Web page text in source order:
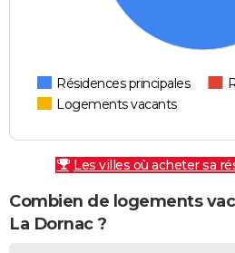
Résidences principales
Logements vacants
Les villes où acheter sa
Combien de logements
La Dornac ?